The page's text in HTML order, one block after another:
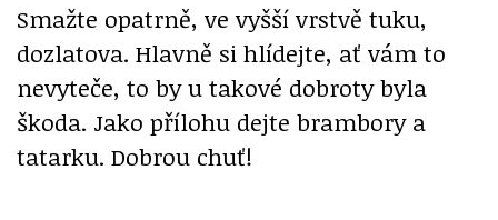
Smažte opatrně, ve vyšší vrstvě tuku,
dozlatova. Hlavně si hlídejte, ať vám to
nevyteče, to by u takové dobroty byla
škoda. Jako přílohu dejte brambory a
tatarku. Dobrou chuť!